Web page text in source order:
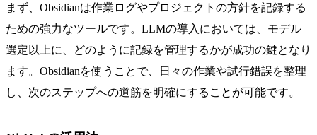
まず、Obsidianは作業ログやプロジェクトの方針を記録する
ための強力なツールです。LLMの導入においては、モデル
選定以上に、どのように記録を管理するかが成功の鍵となり
ます。Obsidianを使うことで、日々の作業や試行錯誤を整理
し、次のステップへの道筋を明確にすることが可能です。